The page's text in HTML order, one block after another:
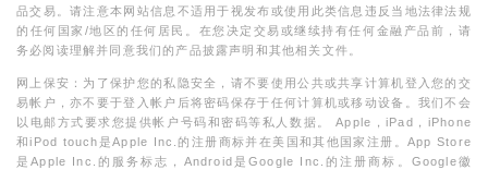
品交易。请注意本网站信息不适用于视发布或使用此类信息违反当地法律法规
的任何国家/地区的任何居民。在您决定交易或继续持有任何金融产品前，请
务必阅读理解并同意我们的产品披露声明和其他相关文件。
网上保安：为了保护您的私隐安全，请不要使用公共或共享计算机登入您的交
易帐户，亦不要于登入帐户后将密码保存于任何计算机或移动设备。我们不会
以电邮方式要求您提供帐户号码和密码等私人数据。 Apple，iPad，iPhone
和iPod touch是Apple Inc.的注册商标并在美国和其他国家注册。App Store
是Apple Inc.的服务标志，Android是Google Inc.的注册商标。Google徽